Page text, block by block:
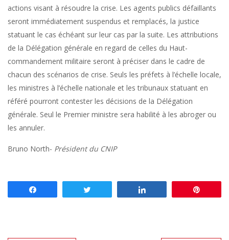
actions visant à résoudre la crise. Les agents publics défaillants
seront immédiatement suspendus et remplacés, la justice
statuant le cas échéant sur leur cas par la suite. Les attributions
de la Délégation générale en regard de celles du Haut-
commandement militaire seront à préciser dans le cadre de
chacun des scénarios de crise. Seuls les préfets à l’échelle locale,
les ministres à l’échelle nationale et les tribunaux statuant en
référé pourront contester les décisions de la Délégation
générale. Seul le Premier ministre sera habilité à les abroger ou
les annuler.
Bruno North- Président du CNIP